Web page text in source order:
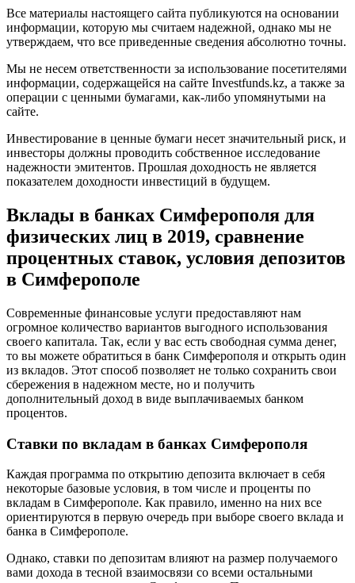
Все материалы настоящего сайта публикуются на основании
информации, которую мы считаем надежной, однако мы не
утверждаем, что все приведенные сведения абсолютно точны.
Мы не несем ответственности за использование посетителями
информации, содержащейся на сайте Investfunds.kz, а также за
операции с ценными бумагами, как-либо упомянутыми на
сайте.
Инвестирование в ценные бумаги несет значительный риск, и
инвесторы должны проводить собственное исследование
надежности эмитентов. Прошлая доходность не является
показателем доходности инвестиций в будущем.
Вклады в банках Симферополя для
физических лиц в 2019, сравнение
процентных ставок, условия депозитов
в Симферополе
Современные финансовые услуги предоставляют нам
огромное количество вариантов выгодного использования
своего капитала. Так, если у вас есть свободная сумма денег,
то вы можете обратиться в банк Симферополя и открыть один
из вкладов. Этот способ позволяет не только сохранить свои
сбережения в надежном месте, но и получить
дополнительный доход в виде выплачиваемых банком
процентов.
Ставки по вкладам в банках Симферополя
Каждая программа по открытию депозита включает в себя
некоторые базовые условия, в том числе и проценты по
вкладам в Симферополе. Как правило, именно на них все
ориентируются в первую очередь при выборе своего вклада и
банка в Симферополе.
Однако, ставки по депозитам влияют на размер получаемого
вами дохода в тесной взаимосвязи со всеми остальными